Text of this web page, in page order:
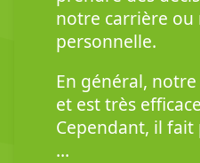
notre carrière ou
personnelle.
En général,
et est très
Cependant, il
…